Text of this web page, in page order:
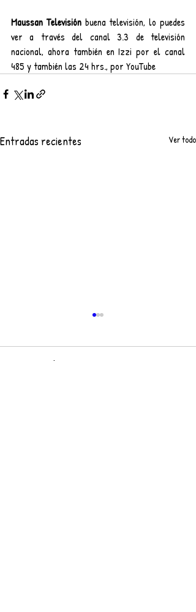
Maussan Televisión buena televisión, lo puedes
ver a través del canal 3.3 de televisión
nacional, ahora también en Izzi por el canal
485 y también las 24 hrs., por YouTube
Entradas recientes Ver todo
Comentarios